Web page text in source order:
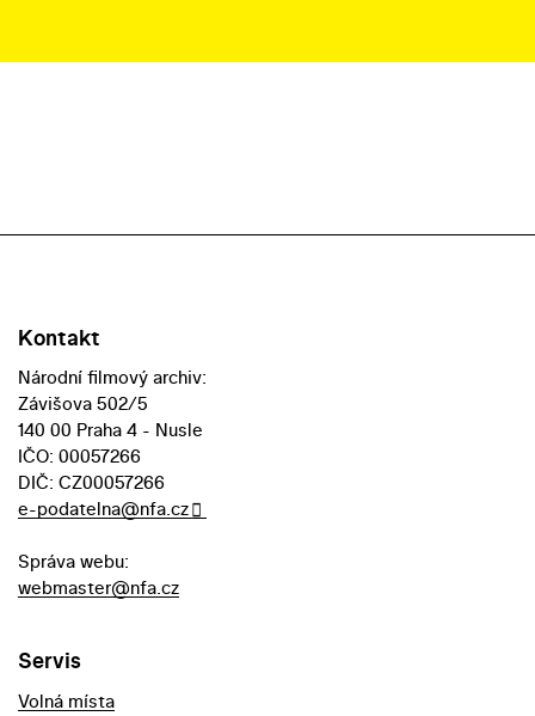
Kontakt
Národní filmový archiv:
Závišova 502/5
140 00 Praha 4 - Nusle
IČO: 00057266
DIČ: CZ00057266
e-podatelna@nfa.cz
Správa webu:
webmaster@nfa.cz
Servis
Volná místa